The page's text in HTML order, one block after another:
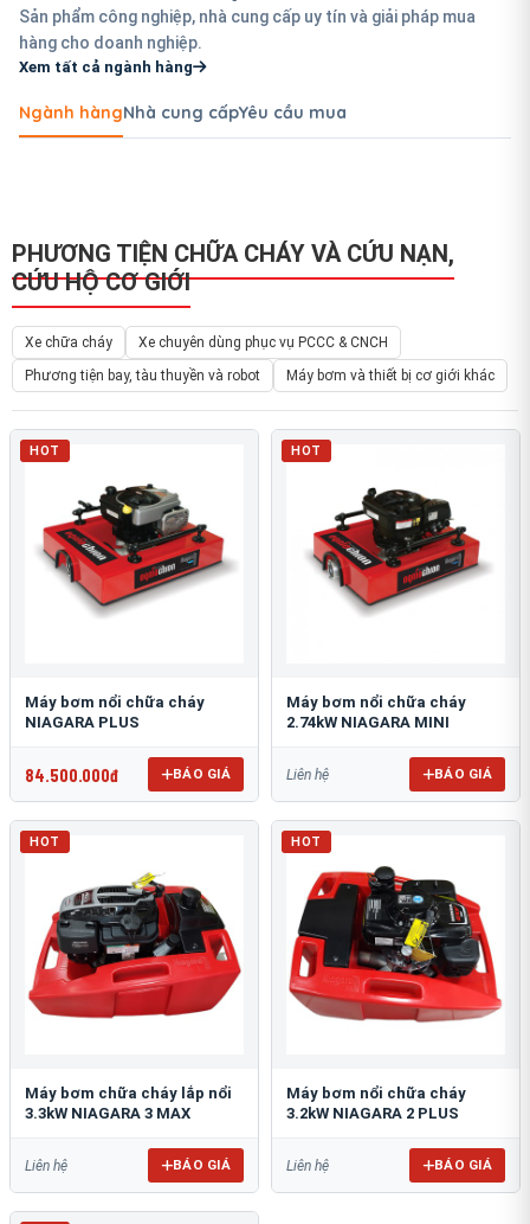
Sản phẩm công nghiệp, nhà cung cấp uy tín và giải pháp mua
hàng cho doanh nghiệp.
Xem tất cả ngành hàng
Ngành hàngNhà cung cấpYêu cầu mua
PHƯƠNG TIỆN CHỮA CHÁY VÀ CỨU NẠN,
CỨU HỘ CƠ GIỚI
Xe chữa cháy
Xe chuyên dùng phục vụ PCCC & CNCH
Phương tiện bay, tàu thuyền và robot
Máy bơm và thiết bị cơ giới khác
HOT
Máy bơm nổi chữa cháy
NIAGARA PLUS
84.500.000đ BÁO GIÁ
HOT
Máy bơm nổi chữa cháy
2.74kW NIAGARA MINI
Liên hệ BÁO GIÁ
HOT
Máy bơm chữa cháy lắp nổi
3.3kW NIAGARA 3 MAX
Liên hệ BÁO GIÁ
HOT
Máy bơm nổi chữa cháy
3.2kW NIAGARA 2 PLUS
Liên hệ BÁO GIÁ